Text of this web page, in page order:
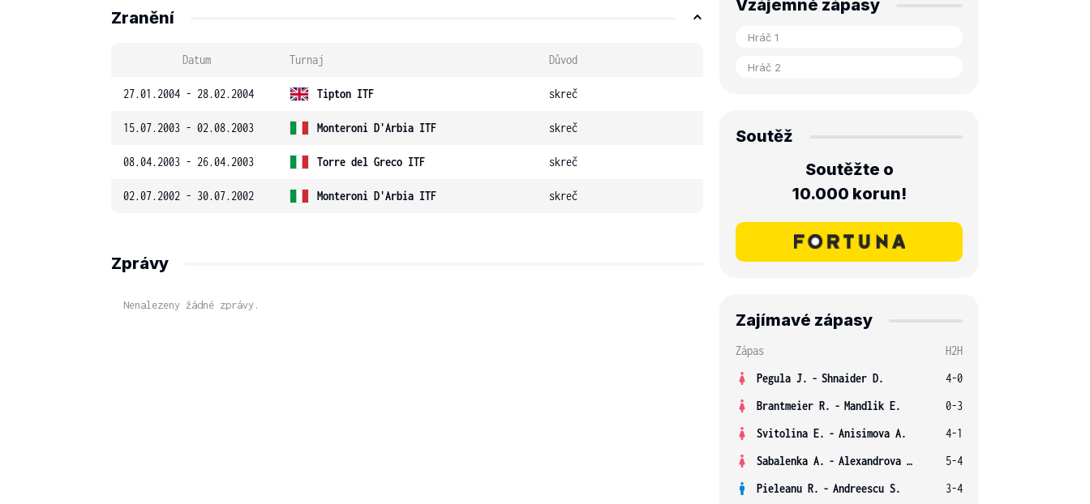
Zranění
Datum Turnaj Důvod
27.01.2004 - 28.02.2004 Tipton ITF skreč
15.07.2003 - 02.08.2003 Monteroni D'Arbia ITF skreč
08.04.2003 - 26.04.2003 Torre del Greco ITF skreč
02.07.2002 - 30.07.2002 Monteroni D'Arbia ITF skreč
Zprávy
Nenalezeny žádné zprávy.
Vzájemné zápasy
Soutěž
Soutěžte o
10.000 korun!
Zajímavé zápasy
Zápas
H2H
Pegula J. - Shnaider D.
4-0
Brantmeier R. - Mandlik E.
0-3
Svitolina E. - Anisimova A.
4-1
Sabalenka A. - Alexandrova E.
5-4
Pieleanu R. - Andreescu S.
3-4